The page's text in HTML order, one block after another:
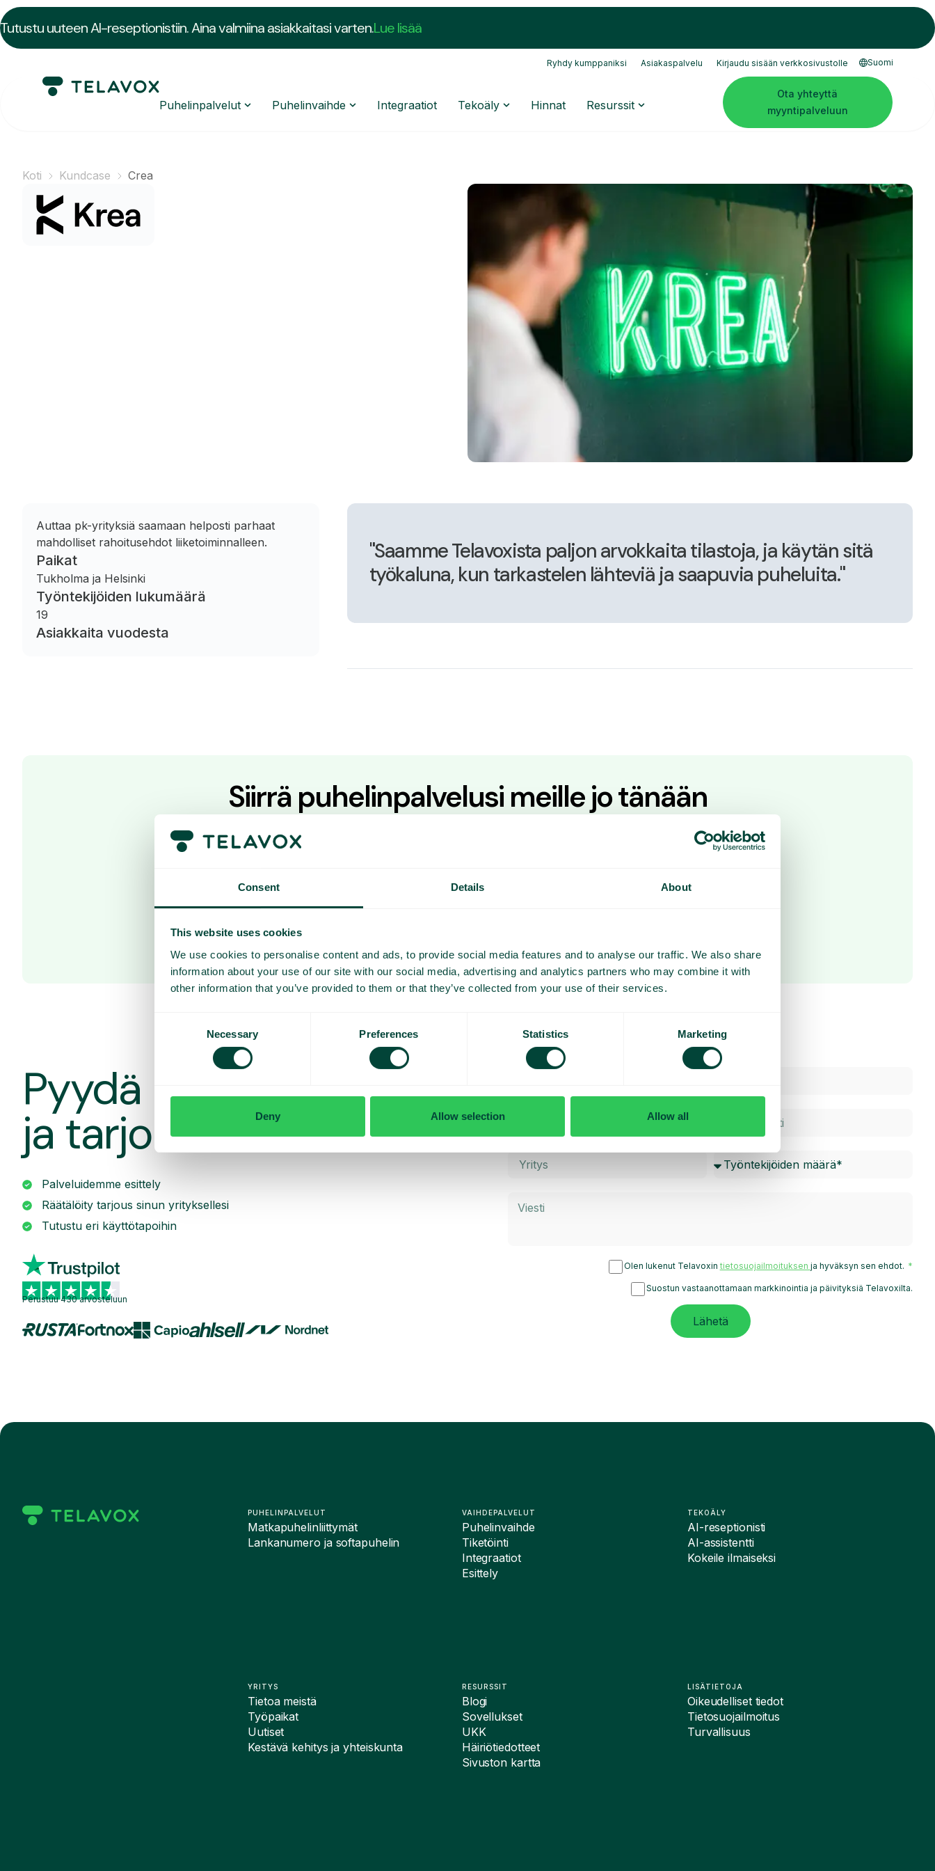
Consent Details About
This website uses cookies
We use cookies to personalise content and ads, to provide social media features and to analyse our traffic. We also share
information about your use of our site with our social media, advertising and analytics partners who may combine it with
other information that you’ve provided to them or that they’ve collected from your use of their services.
Necessary Preferences Statistics Marketing
Deny Allow selection Allow all
Tutustu uuteen AI-reseptionistiin. Aina valmiina asiakkaitasi varten.Lue lisää
Ryhdy kumppaniksi Asiakaspalvelu Kirjaudu sisään verkkosivustolle Suomi
Puhelinpalvelut Puhelinvaihde Integraatiot Tekoäly Hinnat Resurssit
Ota yhteyttä
myyntipalveluun
Koti Kundcase Crea
Auttaa pk-yrityksiä saamaan helposti parhaat
mahdolliset rahoitusehdot liiketoiminnalleen.
Paikat
Tukholma ja Helsinki
Työntekijöiden lukumäärä
19
Asiakkaita vuodesta
"Saamme Telavoxista paljon arvokkaita tilastoja, ja käytän sitä
työkaluna, kun tarkastelen lähteviä ja saapuvia puheluita."
Siirrä puhelinpalvelusi meille jo tänään
Pyydä räätälöity esittely
ja tarjous
Palveluidemme esittely
Räätälöity tarjous sinun yrityksellesi
Tutustu eri käyttötapoihin
Perustuu 430 arvosteluun
Olen lukenut Telavoxin tietosuojailmoituksen ja hyväksyn sen ehdot.
Suostun vastaanottamaan markkinointia ja päivityksiä Telavoxilta.
Lähetä
PUHELINPALVELUT
Matkapuhelinliittymät
Lankanumero ja softapuhelin
YRITYS
Tietoa meistä
Työpaikat
Uutiset
Kestävä kehitys ja yhteiskunta
VAIHDEPALVELUT
Puhelinvaihde
Tiketöinti
Integraatiot
Esittely
RESURSSIT
Blogi
Sovellukset
UKK
Häiriötiedotteet
Sivuston kartta
TEKOÄLY
AI-reseptionisti
AI-assistentti
Kokeile ilmaiseksi
LISÄTIETOJA
Oikeudelliset tiedot
Tietosuojailmoitus
Turvallisuus